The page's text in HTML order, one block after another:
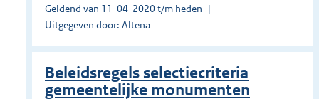
Geldend van 11-04-2020 t/m heden
Uitgegeven door: Altena
Beleidsregels selectiecriteria
gemeentelijke monumenten